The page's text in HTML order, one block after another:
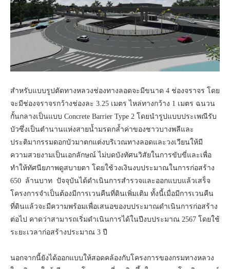
สำหรับแบบรูปตัดทางหลวงช่องทางลอดจะมีขนาด 4 ช่องจราจร โดย
จะมีช่องจราจรกว้างช่องละ 3.25 เมตร ไหล่ทางกว้าง 1 เมตร ฉนวน
กั้นกลางเป็นแบบ Concrete Barrier Type 2 โดยนำรูปแบบประเพณีรับ
บัวซึ่งเป็นตำนานแห่งสายน้ำมรดกล้ำค่าของชาวบางพลีและ
ประติมากรรมดอกบัวมาตกแต่งบริเวณทางลอดและวงเวียนให้มี
ความสวยงามเป็นเอกลักษณ์ ไม่บดบังทัศนวิสัยในการขับขี่และเพื่อ
ทำให้ทัศนียภาพดูสบายตา โดยใช้วงเงินงบประมาณในการก่อสร้าง
650 ล้านบาท ปัจจุบันได้ดำเนินการสำรวจและออกแบบแล้วเสร็จ
โครงการจำเป็นต้องมีการเวนคืนที่ดินเพิ่มเติม ทั้งนี้เมื่อมีการเวนคืน
ที่ดินแล้วจะมีความพร้อมเพื่อเสนอของบประมาณดำเนินการก่อสร้าง
ต่อไป คาดว่าสามารถเริ่มดำเนินการได้ในปีงบประมาณ 2567 โดยใช้
ระยะเวลาก่อสร้างประมาณ 3 ปี
นอกจากนี้ยังได้ออกแบบให้สอดคล้องกับโครงการของกรมทางหลวง